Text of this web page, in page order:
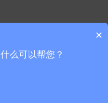
磨粉机
移动破碎站
-1
×
么可以帮您？